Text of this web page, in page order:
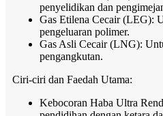
penyelidikan dan
Gas Etilena Cecair (LEG):
pengeluaran polimer.
Gas Asli Cecair (LNG):
pengangkutan.
Ciri-ciri dan Faedah Utama:
Kebocoran Haba Ultra